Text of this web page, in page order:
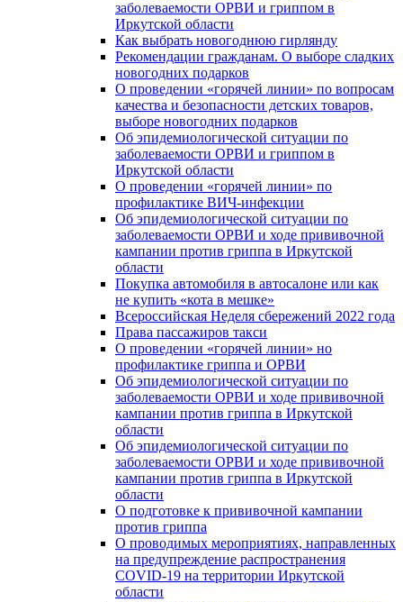
заболеваемости ОРВИ и гриппом в
Иркутской области
Как выбрать новогоднюю гирлянду
Рекомендации гражданам. О выборе сладких
новогодних подарков
О проведении «горячей линии» по вопросам
качества и безопасности детских товаров,
выборе новогодних подарков
Об эпидемиологической ситуации по
заболеваемости ОРВИ и гриппом в
Иркутской области
О проведении «горячей линии» по
профилактике ВИЧ-инфекции
Об эпидемиологической ситуации по
заболеваемости ОРВИ и ходе прививочной
кампании против гриппа в Иркутской
области
Покупка автомобиля в автосалоне или как
не купить «кота в мешке»
Всероссийская Неделя сбережений 2022 года
Права пассажиров такси
О проведении «горячей линии» но
профилактике гриппа и ОРВИ
Об эпидемиологической ситуации по
заболеваемости ОРВИ и ходе прививочной
кампании против гриппа в Иркутской
области
Об эпидемиологической ситуации по
заболеваемости ОРВИ и ходе прививочной
кампании против гриппа в Иркутской
области
О подготовке к прививочной кампании
против гриппа
О проводимых мероприятиях, направленных
на предупреждение распространения
COVID-19 на территории Иркутской
области